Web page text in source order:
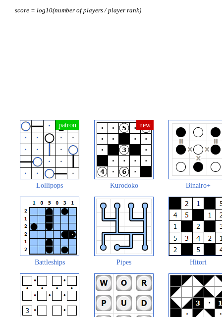
score = log10(number of players / player rank)
Lollipops Kurodoko Binairo+
Battleships Pipes Hitori